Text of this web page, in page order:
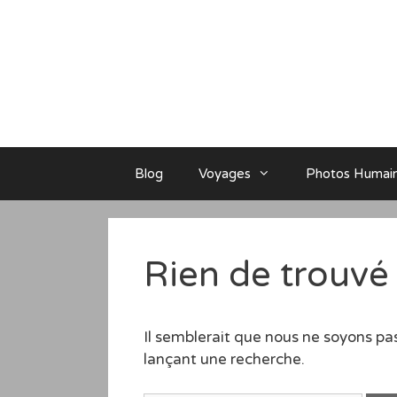
Blog Voyages Photos
Rien de trouvé
Il semblerait que nous ne soyons
lançant une recherche.